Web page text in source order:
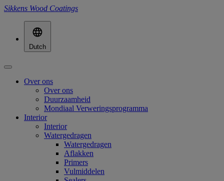
Sikkens Wood Coatings
Dutch
Over ons
Over ons
Duurzaamheid
Mondiaal Verweringsprogramma
Interior
Interior
Watergedragen
Watergedragen
Aflakken
Primers
Vulmiddelen